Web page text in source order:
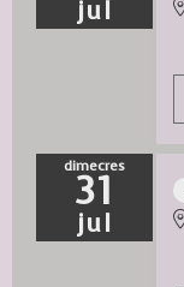
jul
dimecres
31
jul